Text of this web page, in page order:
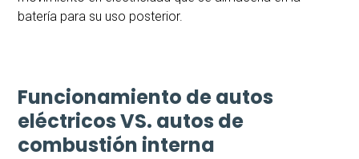
batería para su uso posterior.
Funcionamiento de autos
eléctricos VS. autos de
combustión interna